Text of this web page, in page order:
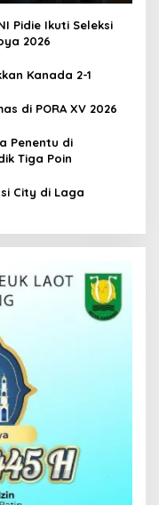
Pidie Ikuti Seleksi
2026
Kanada 2-1
di PORA XV 2026
Penentu di
Tiga Poin
City di Laga